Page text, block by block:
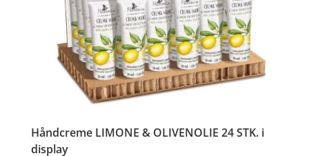
Håndcreme LIMONE & OLIVENOLIE 24 STK. i
display